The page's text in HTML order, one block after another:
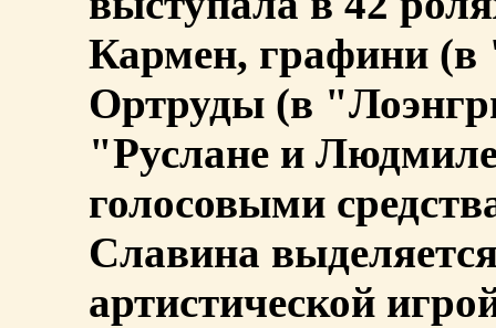
Кармен, графини
Ортруды (в
"Руслане и
голосовыми
Славина
артистической